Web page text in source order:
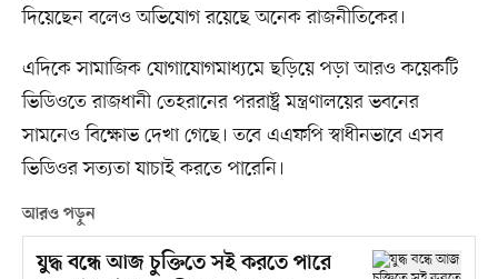
দিয়েছেন বলেও অভিযোগ রয়েছে অনেক রাজনীতিকের।
এদিকে সামাজিক যোগাযোগমাধ্যমে ছড়িয়ে পড়া আরও কয়েকটি
ভিডিওতে রাজধানী তেহরানের পররাষ্ট্র মন্ত্রণালয়ের ভবনের
সামনেও বিক্ষোভ দেখা গেছে। তবে এএফপি স্বাধীনভাবে এসব
ভিডিওর সত্যতা যাচাই করতে পারেনি।
আরও পড়ুন
যুদ্ধ বন্ধে আজ চুক্তিতে সই করতে পারে